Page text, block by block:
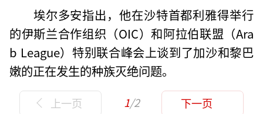
埃尔多安指出，他在沙特首都利雅得举行
的伊斯兰合作组织（OIC）和阿拉伯联盟（Ara
b League）特别联合峰会上谈到了加沙和黎巴
嫩的正在发生的种族灭绝问题。
上一页 1/2 下一页